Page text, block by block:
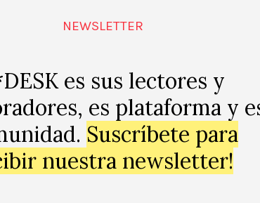
workshop en A*DESK dentro denuestro
NEWSLETTER
es sus lectores y
es plataforma y
Suscríbete para
nuestra newsletter!